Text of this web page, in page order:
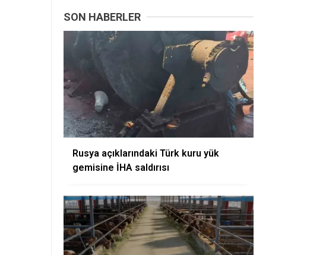
SON HABERLER
Rusya açıklarındaki Türk kuru yük
gemisine İHA saldırısı